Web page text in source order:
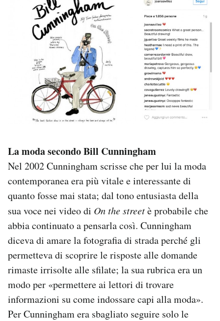
La moda secondo Bill Cunningham
Nel 2002 Cunningham scrisse che per lui la moda
contemporanea era più vitale e interessante di
quanto fosse mai stata; dal tono entusiasta della
sua voce nei video di On the streetè probabile che
abbia continuato a pensarla così. Cunningham
diceva di amare la fotografia di strada perché gli
permetteva di scoprire le risposte alle domande
rimaste irrisolte alle sfilate; la sua rubrica era un
modo per «permettere ai lettori di trovare
informazioni su come indossare capi alla moda».
Per Cunningham era sbagliato seguire solo le